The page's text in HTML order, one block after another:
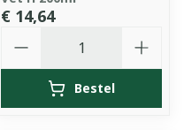
€ 14,64
Bestel